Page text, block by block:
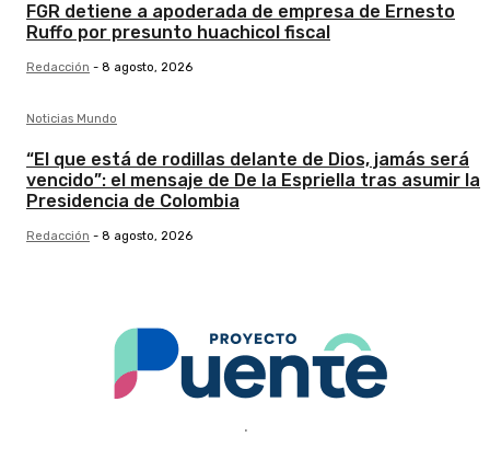
FGR detiene a apoderada de empresa de Ernesto
Ruffo por presunto huachicol fiscal
Redacción - 8 agosto, 2026
Noticias Mundo
“El que está de rodillas delante de Dios, jamás será
vencido”: el mensaje de De la Espriella tras asumir la
Presidencia de Colombia
Redacción - 8 agosto, 2026
.